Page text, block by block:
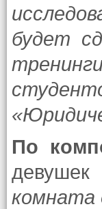
будет
По
комната